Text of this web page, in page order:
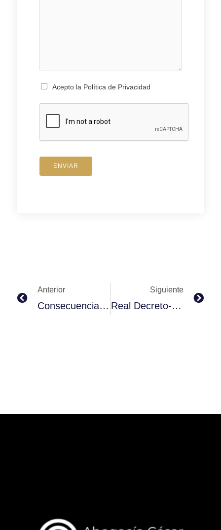
Acepto la Política de Privacidad
ENVIAR
Anterior
Consecuencias penales por el incumplimiento del Decreto que establece el Estado de Alarma.
Siguiente
Real Decreto-Ley 10/2020, de 29 de marzo, por el que se regula un permiso retribuido recuperable para las personas trabajadoras por cuenta ajena que no presten servicios esenciales.